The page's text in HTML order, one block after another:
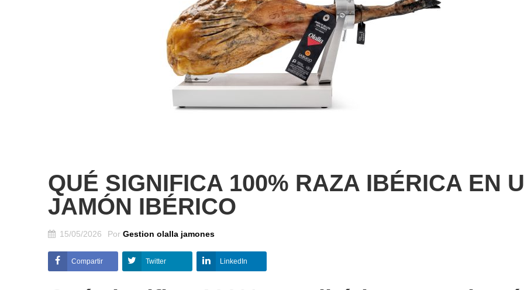
QUÉ SIGNIFICA 100% RAZA IBÉRICA EN
JAMÓN IBÉRICO
15/05/2026 Por Gestion olalla jamones
Compartir Twitter LinkedIn